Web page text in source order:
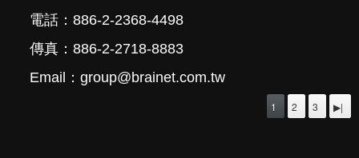
電話：886-2-2368-4498
傳真：886-2-2718-8883
Email：group@brainet.com.tw
1 2 3 ▶|